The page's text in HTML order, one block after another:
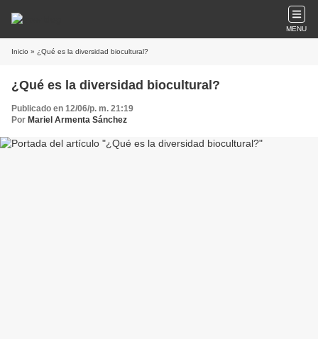
MENU
Inicio » ¿Qué es la diversidad biocultural?
¿Qué es la diversidad biocultural?
Publicado en 12/06/p. m. 21:19
Por Mariel Armenta Sánchez